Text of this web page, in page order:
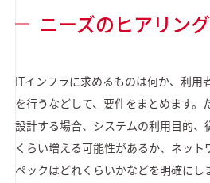
ニーズのヒアリン
ITインフラに求めるものは何か、利用
を行うなどして、要件をまとめます。
設計する場合、システムの利用目的
くらい増える可能性があるか、ネッ
ペックはどれくらいかなどを明確にし